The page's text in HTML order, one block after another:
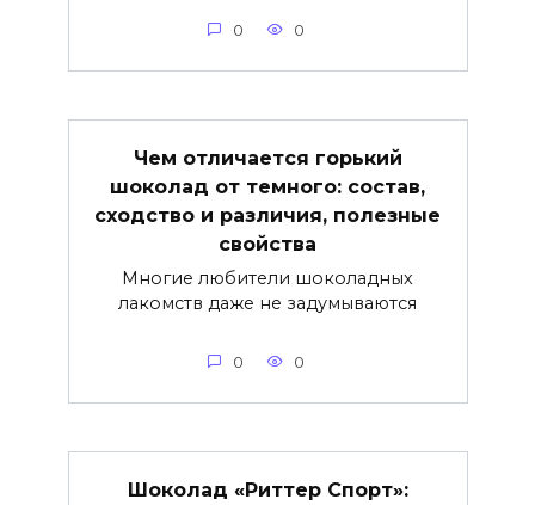
0 0
Чем отличается горький
шоколад от темного: состав,
сходство и различия, полезные
свойства
Многие любители шоколадных
лакомств даже не задумываются
0 0
Шоколад «Риттер Спорт»: